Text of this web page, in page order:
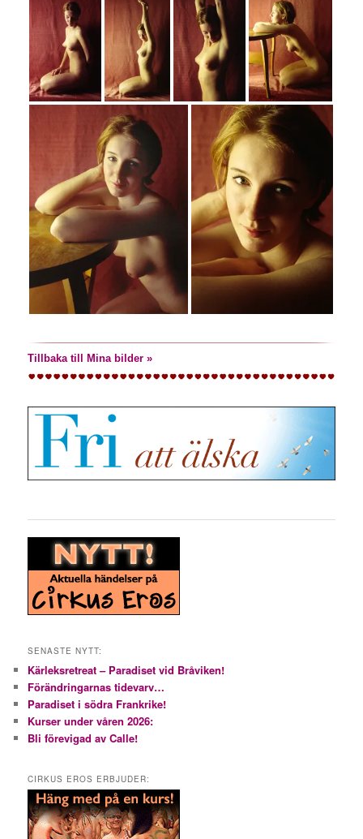
Tillbaka till Mina bilder »
SENASTE NYTT:
Kärleksretreat – Paradiset vid Bråviken!
Förändringarnas tidevarv…
Paradiset i södra Frankrike!
Kurser under våren 2026:
Bli förevigad av Calle!
CIRKUS EROS ERBJUDER: